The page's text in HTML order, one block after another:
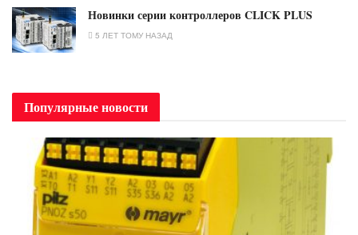
Новинки серии контроллеров CLICK PLUS
5 ЛЕТ ТОМУ НАЗАД
Популярные новости